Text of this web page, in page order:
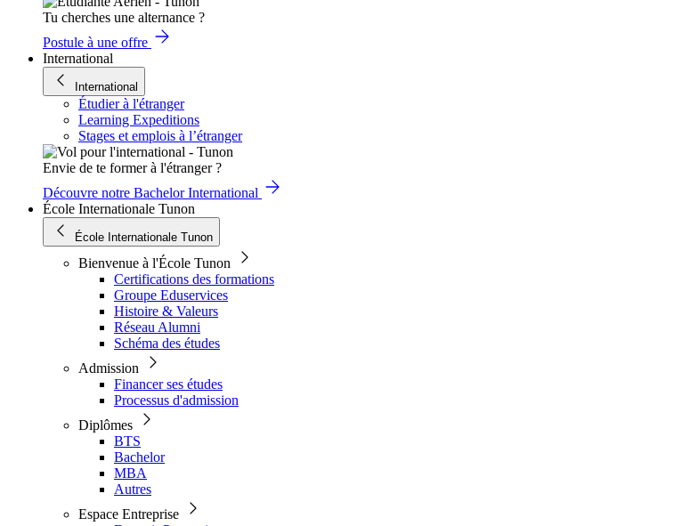
Tu cherches une alternance ?
Postule à une offre
International
International
Étudier à l'étranger
Learning Expeditions
Stages et emplois à l’étranger
Envie de te former à l'étranger ?
Découvre notre Bachelor International
École Internationale Tunon
École Internationale Tunon
Bienvenue à l'École Tunon
Certifications des formations
Groupe Eduservices
Histoire & Valeurs
Réseau Alumni
Schéma des études
Admission
Financer ses études
Processus d'admission
Diplômes
BTS
Bachelor
MBA
Autres
Espace Entreprise